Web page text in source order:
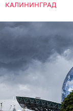
КАЛИНИНГРАД